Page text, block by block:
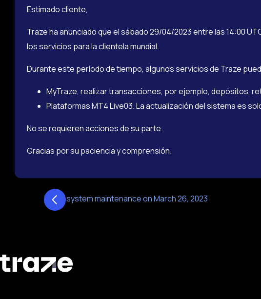
Estimado cliente,
Traze ha anunciado que el sábado 29/04/2023 entre las 14:00
los servicios para la clientela mundial.
Durante este período de tiempo, algunos servicios de Traze
MyTraze, realizar transacciones, por ejemplo, depósitos,
Plataformas MT4 Live03. La actualización del sistema es
No se requieren acciones de su parte.
Gracias por su paciencia y comprensión.
Traze system maintenance on March 26, 2023